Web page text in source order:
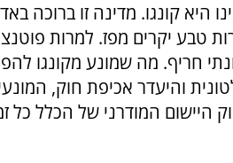
היא קונגו. מדינה זו ברוכה
טבע יקרים מפז. למרות
חריף. מה שמונע מקונגו
והיעדר אכיפת חוק,
היישום המודרני של הכלל כל